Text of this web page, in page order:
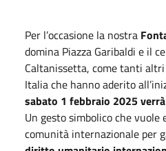
Per l’occasione la nostra
domina Piazza Garibaldi e il
Caltanissetta, come tanti
Italia che hanno aderito
sabato 1 febbraio 2025
Un gesto simbolico che vuole
comunità internazionale per